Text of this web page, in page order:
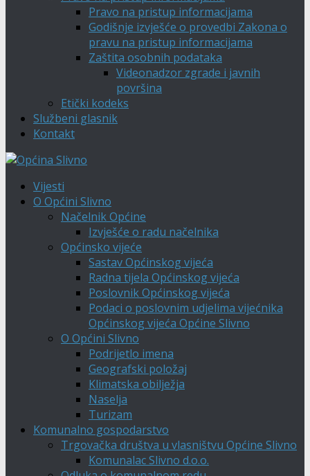
Pravo na pristup informacijama
Godišnje izvješće o provedbi Zakona o
pravu na pristup informacijama
Zaštita osobnih podataka
Videonadzor zgrade i javnih
površina
Etički kodeks
Službeni glasnik
Kontakt
Vijesti
O Općini Slivno
Načelnik Općine
Izvješće o radu načelnika
Općinsko vijeće
Sastav Općinskog vijeća
Radna tijela Općinskog vijeća
Poslovnik Općinskog vijeća
Podaci o poslovnim udjelima vijećnika
Općinskog vijeća Općine Slivno
O Općini Slivno
Podrijetlo imena
Geografski položaj
Klimatska obilježja
Naselja
Turizam
Komunalno gospodarstvo
Trgovačka društva u vlasništvu Općine Slivno
Komunalac Slivno d.o.o.